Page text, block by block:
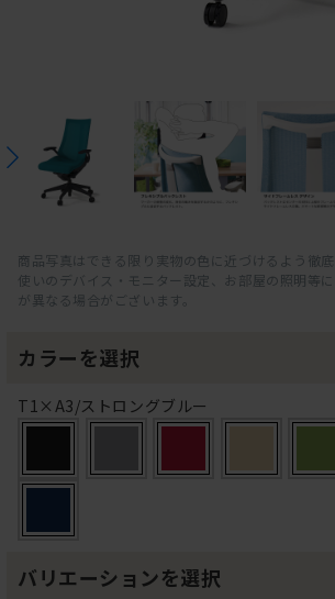
商品写真はできる限り実物の色に近づけるよう徹
使いのデバイス・モニター設定、お部屋の照明等
が異なる場合がございます。
カラーを選択
T1×A3/ストロングブルー
バリエーションを選択